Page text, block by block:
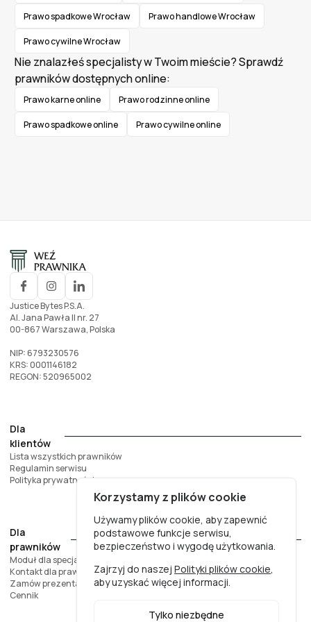
Prawo spadkowe Wrocław Prawo handlowe Wrocław
Prawo cywilne Wrocław
Nie znalazłeś specjalisty w Twoim mieście? Sprawdź
prawników dostępnych online:
Prawo karne online Prawo rodzinne online
Prawo spadkowe online Prawo cywilne online
Justice Bytes P.S.A.
Al. Jana Pawła II nr. 27
00-867 Warszawa, Polska
NIP: 6793230576
KRS: 0001146182
REGON: 520965002
Dla
klientów
Lista wszystkich prawników
Regulamin serwisu
Polityka prywatności
Dla
prawników
Moduł dla specjalistów
Kontakt dla prawników
Zamów prezentację
Cennik
Korzystamy z plików cookie
Używamy plików cookie, aby zapewnić
podstawowe funkcje serwisu,
bezpieczeństwo i wygodę użytkowania.
Zajrzyj do naszejPolityki plików cookie,
aby uzyskać więcej informacji.
Tylko niezbędne